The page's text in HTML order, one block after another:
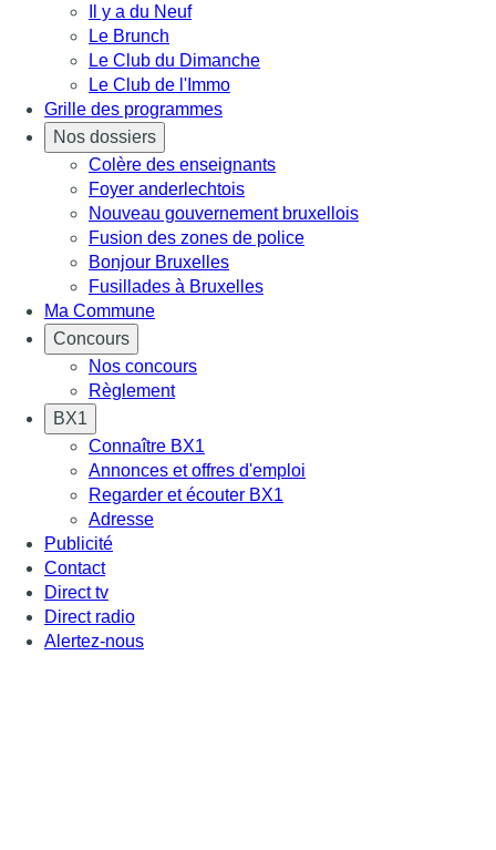
Il y a du Neuf
Le Brunch
Le Club du Dimanche
Le Club de l'Immo
Grille des programmes
Nos dossiers
Colère des enseignants
Foyer anderlechtois
Nouveau gouvernement bruxellois
Fusion des zones de police
Bonjour Bruxelles
Fusillades à Bruxelles
Ma Commune
Concours
Nos concours
Règlement
BX1
Connaître BX1
Annonces et offres d'emploi
Regarder et écouter BX1
Adresse
Publicité
Contact
Direct tv
Direct radio
Alertez-nous